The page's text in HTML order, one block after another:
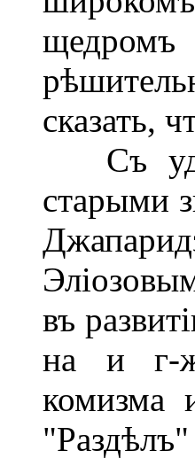
щедромъ
сказать,
Съ
старыми
въ
на и г-
комизма